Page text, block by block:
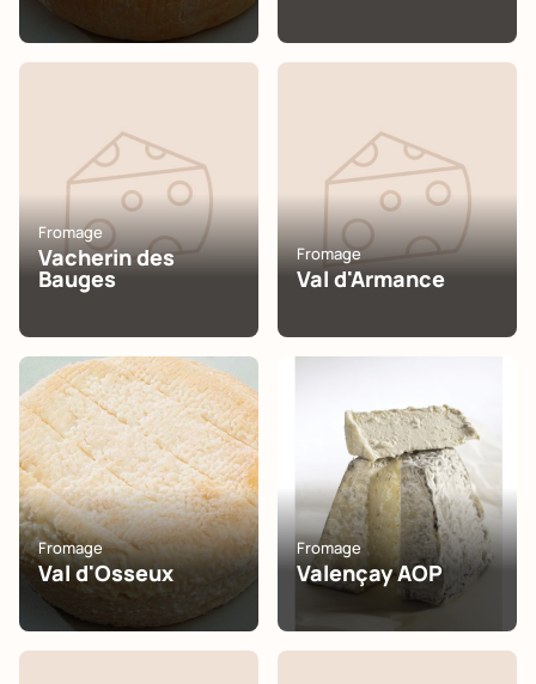
Fromage
Vacherin des
Bauges
Fromage
Val d'Armance
Fromage
Val d'Osseux
Fromage
Valençay AOP